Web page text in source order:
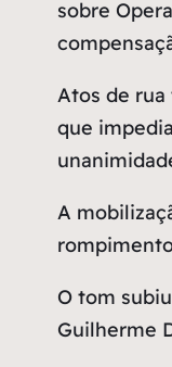
sobre
Atos de rua
que
A
O tom
Guilherme